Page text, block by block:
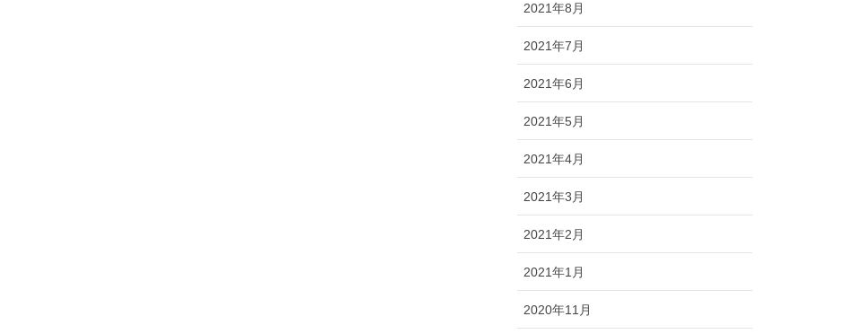
2021年8月
2021年7月
2021年6月
2021年5月
2021年4月
2021年3月
2021年2月
2021年1月
2020年11月